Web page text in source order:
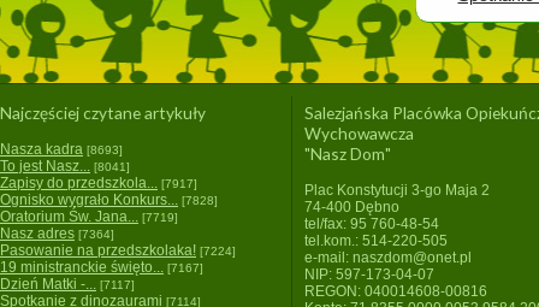
Najczęściej czytane artykuły
Nasza kadra [8693]
To jest Nasz... [8041]
Zapisy do przedszkola... [7917]
Ognisko wygrało Konkurs... [7828]
Oratorium Św. Jana... [7719]
Nasz adres [7364]
Pasowanie na przedszkolaka! [7224]
19 ministranckie święto... [7167]
Dzień Matki -... [7117]
Spotkanie z dinozaurami [7114]
Salezjańska Placówka
Wychowawcza
"Nasz Dom"
Plac Konstytucji 3-go Maja 2
74-400 Dębno
tel/fax: 95 760-48-54
tel.kom.: 514-220-505
e-mail: naszdom@onet.pl
NIP: 597-173-04-07
REGON: 040014608-00816